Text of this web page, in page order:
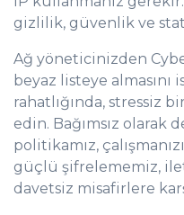
gizlilik, güvenlik ve
Ağ yöneticinizden
beyaz listeye
rahatlığında, stressiz
edin. Bağımsız
politikamız,
güçlü şifrelememiz,
davetsiz misafirlere